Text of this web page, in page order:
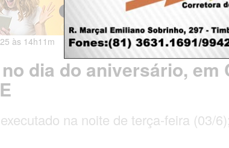
às 14h11m
dia do aniversário, em
na noite de terça-feira (03/